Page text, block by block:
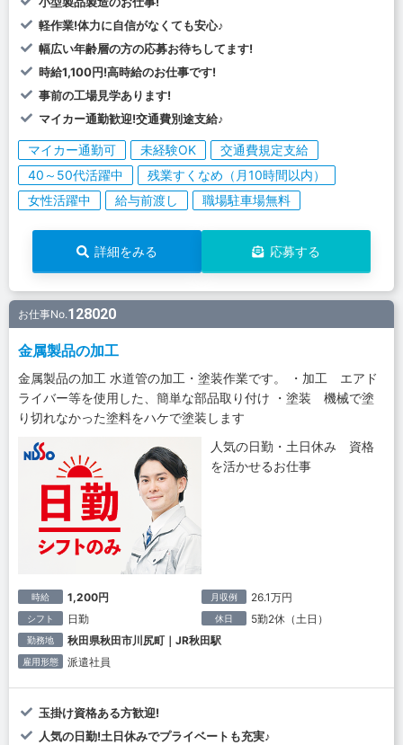
軽作業!体力に自信がなくても安心♪
幅広い年齢層の方の応募お待ちしてます!
時給1,100円!高時給のお仕事です!
事前の工場見学あります!
マイカー通勤歓迎!交通費別途支給♪
マイカー通勤可 未経験OK
交通費規定支給
40～50代活躍中
残業すくなめ（月10時間以内）
女性活躍中
給与前渡し 職場駐車場無料
詳細をみる 応募する
お仕事No.128020
金属製品の加工
金属製品の加工 水道管の加工・塗装作業です。 ・加工 エアド
ライバー等を使用した、簡単な部品取り付け ・塗装 機械で塗
り切れなかった塗料をハケで塗装します
人気の日勤・土日休み 資格
を活かせるお仕事
時給 1,200円 月収例 26.1万円
シフト 日勤 休日 5勤2休（土日）
勤務地 秋田県秋田市川尻町｜JR秋田駅
雇用形態 派遣社員
玉掛け資格ある方歓迎!
人気の日勤!土日休みでプライベートも充実♪